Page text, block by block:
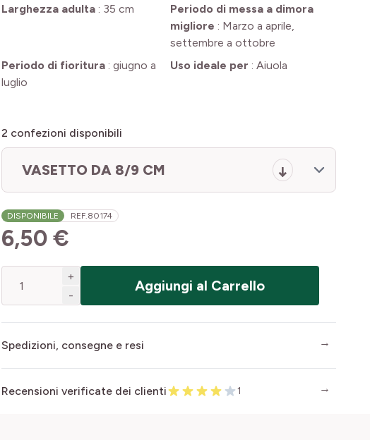
Larghezza adulta: 35 cm
Periodo di messa a dimora
migliore : Marzo a aprile,
settembre a ottobre
Periodo di fioritura: giugno a
luglio
Uso ideale per : Aiuola
2 confezioni disponibili
VASETTO DA 8/9 CM
DISPONIBILE REF.80174
6,50 €
+
-
Aggiungi al Carrello
Spedizioni, consegne e resi
Recensioni verificate dei clienti 1